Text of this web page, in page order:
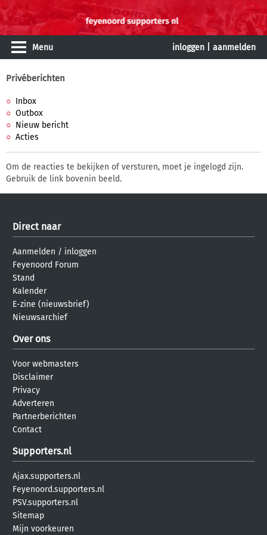
Menu inloggen aanmelden
Privéberichten
Inbox
Outbox
Nieuw bericht
Acties
Om de reacties te bekijken of versturen, moet je ingelogd zijn.
Gebruik de link bovenin beeld.
Direct naar
Aanmelden / inloggen
Feyenoord Forum
Stand
Kalender
E-zine (nieuwsbrief)
Nieuwsarchief
Over ons
Voor webmasters
Disclaimer
Privacy
Adverteren
Partnerberichten
Contact
Supporters.nl
Ajax.supporters.nl
Feyenoord.supporters.nl
PSV.supporters.nl
Sitemap
Mijn voorkeuren